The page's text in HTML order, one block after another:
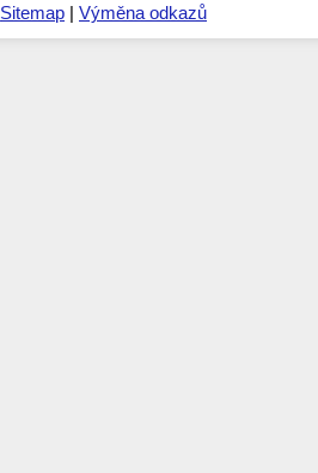
Sitemap | Výměna odkazů